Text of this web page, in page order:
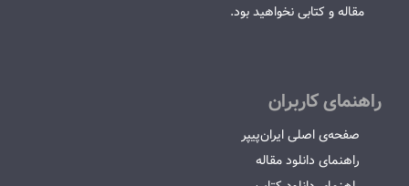
مقاله و کتابی نخواهید بود.
راهنمای کاربران
صفحه‌ی اصلی ایران‌پیپر
راهنمای دانلود مقاله